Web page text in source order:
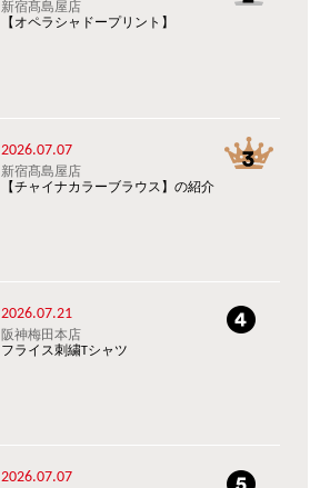
新宿髙島屋店
【オペラシャドープリント】
2026.07.07
新宿髙島屋店
【チャイナカラーブラウス】の紹介
2026.07.21
阪神梅田本店
フライス刺繍Tシャツ
2026.07.07